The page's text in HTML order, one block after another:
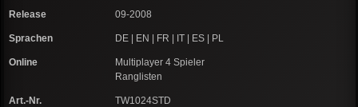
Release 09-2008
Sprachen DE | EN | FR | IT | ES | PL
Online
Multiplayer 4 Spieler
Ranglisten
Art.-Nr. TW1024STD